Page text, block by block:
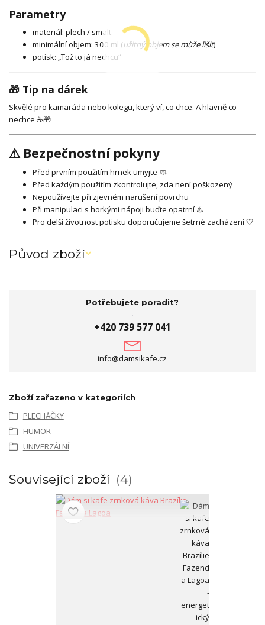
Parametry
materiál: plech / smalt
minimální objem: 300 ml (užitný objem se může lišit)
potisk: „Tož to já nechcu“
🎁 Tip na dárek
Skvělé pro kamaráda nebo kolegu, který ví, co chce. A hlavně co
nechce ☕🎁
⚠️ Bezpečnostní pokyny
Před prvním použitím hrnek umyjte 🧼
Před každým použitím zkontrolujte, zda není poškozený
Nepoužívejte při zjevném narušení povrchu
Při manipulaci s horkými nápoji buďte opatrní ♨️
Pro delší životnost potisku doporučujeme šetrné zacházení 🤍
Původ zboží
Potřebujete poradit?
+420 739 577 041
info@damsikafe.cz
Zboží zařazeno v kategoriích
PLECHÁČKY
HUMOR
UNIVERZÁLNÍ
Související zboží 4